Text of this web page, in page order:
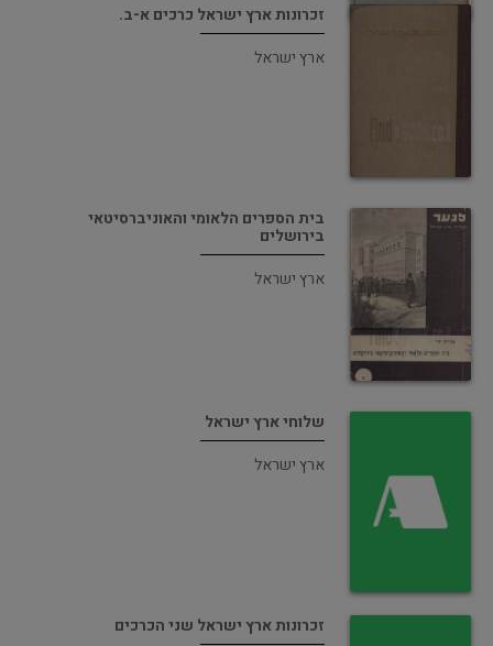
זכרונות ארץ ישראל כרכים א-ב.
ארץ ישראל
בית הספרים הלאומי והאוניברסיטאי
בירושלים
ארץ ישראל
שלוחי ארץ ישראל
ארץ ישראל
זכרונות ארץ ישראל שני הכרכים